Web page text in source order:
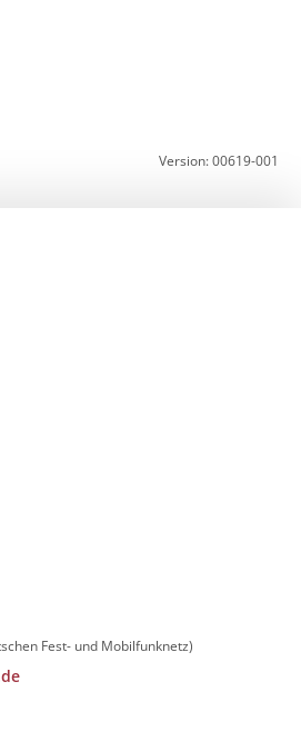
Version: 00619-001
Fest- und Mobilfunknetz)